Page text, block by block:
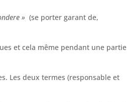
» (se porter garant de,
et cela même pendant une partie
Les deux termes (responsable et